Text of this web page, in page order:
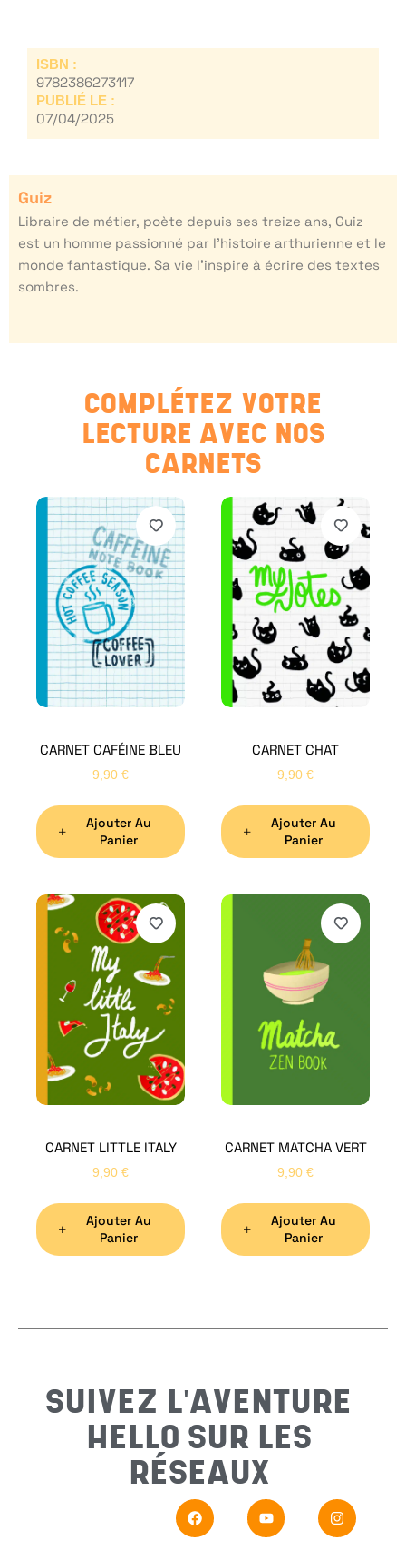
ISBN :
9782386273117
PUBLIÉ LE :
07/04/2025
Guiz
Libraire de métier, poète depuis ses treize ans, Guiz
est un homme passionné par l’histoire arthurienne et le
monde fantastique. Sa vie l’inspire à écrire des textes
sombres.
COMPLÉTEZ VOTRE
LECTURE AVEC NOS
CARNETS
CARNET CAFÉINE BLEU
9,90 €
Ajouter Au
Panier
CARNET CHAT
9,90 €
Ajouter Au
Panier
CARNET LITTLE ITALY
9,90 €
Ajouter Au
Panier
CARNET MATCHA VERT
9,90 €
Ajouter Au
Panier
SUIVEZ L'AVENTURE
HELLO SUR LES
RÉSEAUX